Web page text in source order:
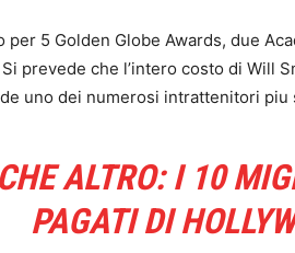
per 5 Golden Globe Awards, due
prevede che l’intero costo di Will
uno dei numerosi intrattenitori piu
ALTRO: I 10
PAGATI DI